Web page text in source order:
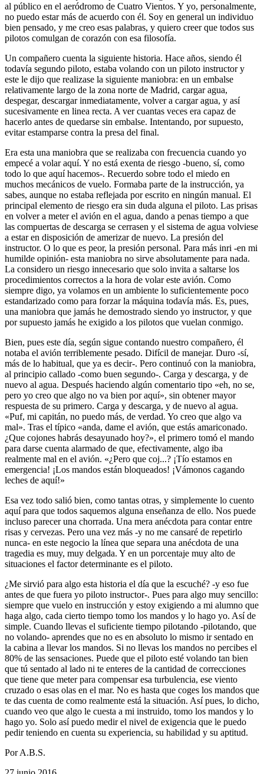
al público en el aeródromo de Cuatro Vientos. Y yo, personalmente,
no puedo estar más de acuerdo con él. Soy en general un individuo
bien pensado, y me creo esas palabras, y quiero creer que todos sus
pilotos comulgan de corazón con esa filosofía.
Un compañero cuenta la siguiente historia. Hace años, siendo él
todavía segundo piloto, estaba volando con un piloto instructor y
este le dijo que realizase la siguiente maniobra: en un embalse
relativamente largo de la zona norte de Madrid, cargar agua,
despegar, descargar inmediatamente, volver a cargar agua, y así
sucesivamente en linea recta. A ver cuantas veces era capaz de
hacerlo antes de quedarse sin embalse. Intentando, por supuesto,
evitar estamparse contra la presa del final.
Era esta una maniobra que se realizaba con frecuencia cuando yo
empecé a volar aquí. Y no está exenta de riesgo -bueno, sí, como
todo lo que aquí hacemos-. Recuerdo sobre todo el miedo en
muchos mecánicos de vuelo. Formaba parte de la instrucción, ya
sabes, aunque no estaba reflejada por escrito en ningún manual. El
principal elemento de riesgo era sin duda alguna el piloto. Las prisas
en volver a meter el avión en el agua, dando a penas tiempo a que
las compuertas de descarga se cerrasen y el sistema de agua volviese
a estar en disposición de amerizar de nuevo. La presión del
instructor. O lo que es peor, la presión personal. Para más inri -en mi
humilde opinión- esta maniobra no sirve absolutamente para nada.
La considero un riesgo innecesario que solo invita a saltarse los
procedimientos correctos a la hora de volar este avión. Como
siempre digo, ya volamos en un ambiente lo suficientemente poco
estandarizado como para forzar la máquina todavía más. Es, pues,
una maniobra que jamás he demostrado siendo yo instructor, y que
por supuesto jamás he exigido a los pilotos que vuelan conmigo.
Bien, pues este día, según sigue contando nuestro compañero, él
notaba el avión terriblemente pesado. Difícil de manejar. Duro -sí,
más de lo habitual, que ya es decir-. Pero continuó con la maniobra,
al principio callado -como buen segundo-. Carga y descarga, y de
nuevo al agua. Después haciendo algún comentario tipo «eh, no se,
pero yo creo que algo no va bien por aquí», sin obtener mayor
respuesta de su primero. Carga y descarga, y de nuevo al agua.
«Puf, mi capitán, no puedo más, de verdad. Yo creo que algo va
mal». Tras el típico «anda, dame el avión, que estás amariconado.
¿Que cojones habrás desayunado hoy?», el primero tomó el mando
para darse cuenta alarmado de que, efectivamente, algo iba
realmente mal en el avión. «¿Pero que coj...? ¡Tío estamos en
emergencia! ¡Los mandos están bloqueados! ¡Vámonos cagando
leches de aquí!»
Esa vez todo salió bien, como tantas otras, y simplemente lo cuento
aquí para que todos saquemos alguna enseñanza de ello. Nos puede
incluso parecer una chorrada. Una mera anécdota para contar entre
risas y cervezas. Pero una vez más -y no me cansaré de repetirlo
nunca- en este negocio la línea que separa una anécdota de una
tragedia es muy, muy delgada. Y en un porcentaje muy alto de
situaciones el factor determinante es el piloto.
¿Me sirvió para algo esta historia el día que la escuché? -y eso fue
antes de que fuera yo piloto instructor-. Pues para algo muy sencillo:
siempre que vuelo en instrucción y estoy exigiendo a mi alumno que
haga algo, cada cierto tiempo tomo los mandos y lo hago yo. Así de
simple. Cuando llevas el suficiente tiempo pilotando -pilotando, que
no volando- aprendes que no es en absoluto lo mismo ir sentado en
la cabina a llevar los mandos. Si no llevas los mandos no percibes el
80% de las sensaciones. Puede que el piloto esté volando tan bien
que tú sentado al lado ni te enteres de la cantidad de correcciones
que tiene que meter para compensar esa turbulencia, ese viento
cruzado o esas olas en el mar. No es hasta que coges los mandos que
te das cuenta de como realmente está la situación. Así pues, lo dicho,
cuando veo que algo le cuesta a mi instruido, tomo los mandos y lo
hago yo. Solo así puedo medir el nivel de exigencia que le puedo
pedir teniendo en cuenta su experiencia, su habilidad y su aptitud.
Por A.B.S.